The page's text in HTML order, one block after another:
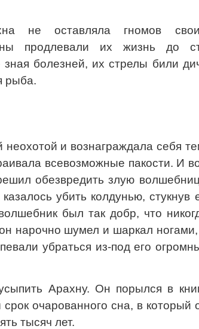
не оставляла гномов
продлевали их жизнь до
зная болезней, их стрелы били
рыба.
и вознаграждала себя
всевозможные пакости. И
обезвредить злую
убить колдунью, стукнув
был так добр, что
нарочно шумел и шаркал
убраться из-под его
Арахну. Он порылся в
очарованного сна, в который
тысяч лет.